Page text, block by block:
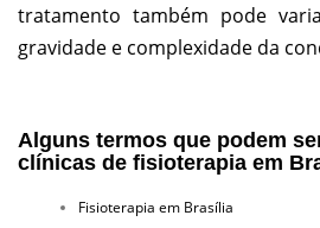
tratamento também pode
gravidade e complexidade da
Alguns termos que podem
clínicas de fisioterapia em
Fisioterapia em Brasília